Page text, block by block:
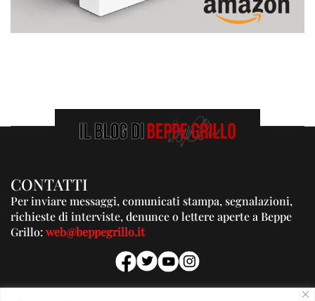
CONTATTI
Per inviare messaggi, comunicati stampa, segnalazioni,
richieste di interviste, denunce o lettere aperte a Beppe
Grillo:web@beppegrillo.it